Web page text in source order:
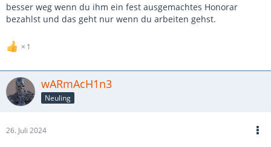
besser weg wenn du ihm ein fest ausgemachtes Honorar
bezahlst und das geht nur wenn du arbeiten gehst.
1
wARmAcH1n3
Neuling
26. Juli 2024